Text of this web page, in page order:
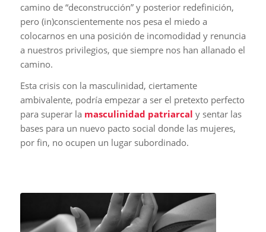
camino de “deconstrucción” y posterior redefinición,
pero (in)conscientemente nos pesa el miedo a
colocarnos en una posición de incomodidad y renuncia
a nuestros privilegios, que siempre nos han allanado el
camino.
Esta crisis con la masculinidad, ciertamente
ambivalente, podría empezar a ser el pretexto perfecto
para superar la masculinidad patriarcal y sentar las
bases para un nuevo pacto social donde las mujeres,
por fin, no ocupen un lugar subordinado.